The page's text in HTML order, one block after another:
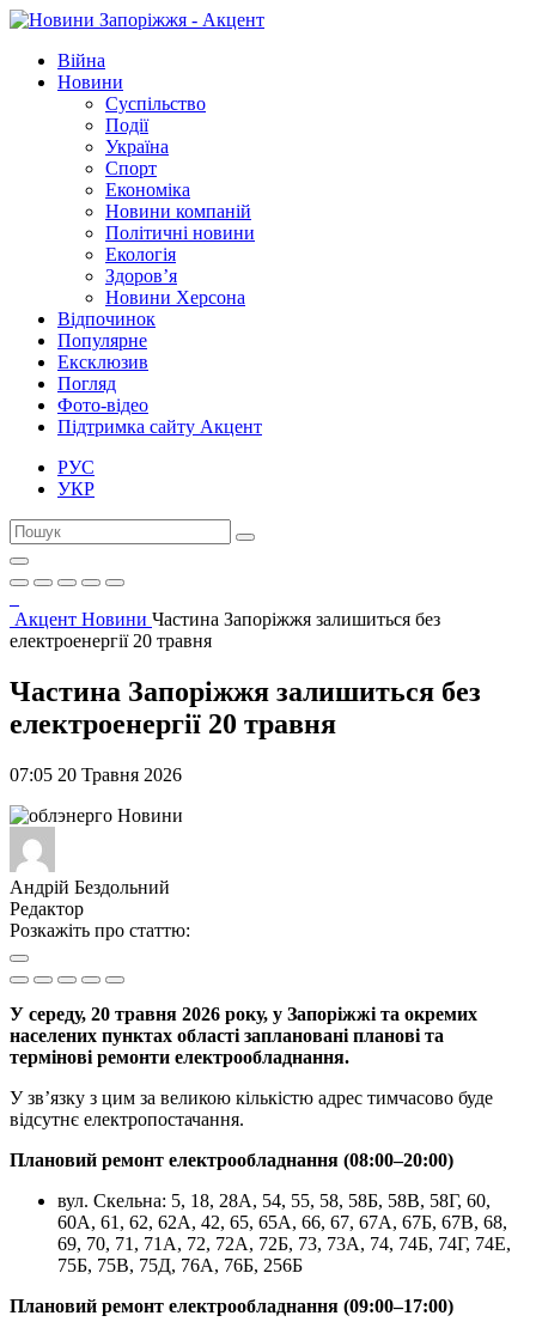
Війна
Новини
Суспільство
Події
Україна
Спорт
Економіка
Новини компаній
Політичні новини
Екологія
Здоров’я
Новини Херсона
Відпочинок
Популярне
Ексклюзив
Погляд
Фото-відео
Підтримка сайту Акцент
РУС
УКР
Акцент Новини Частина Запоріжжя залишиться без
електроенергії 20 травня
Частина Запоріжжя залишиться без
електроенергії 20 травня
07:05 20 Травня 2026
Новини
Андрій Бездольний
Редактор
Розкажіть про статтю:
У середу, 20 травня 2026 року, у Запоріжжі та окремих
населених пунктах області заплановані планові та
термінові ремонти електрообладнання.
У зв’язку з цим за великою кількістю адрес тимчасово буде
відсутнє електропостачання.
Плановий ремонт електрообладнання (08:00–20:00)
вул. Скельна: 5, 18, 28А, 54, 55, 58, 58Б, 58В, 58Г, 60,
60А, 61, 62, 62А, 42, 65, 65А, 66, 67, 67А, 67Б, 67В, 68,
69, 70, 71, 71А, 72, 72А, 72Б, 73, 73А, 74, 74Б, 74Г, 74Е,
75Б, 75В, 75Д, 76А, 76Б, 256Б
Плановий ремонт електрообладнання (09:00–17:00)